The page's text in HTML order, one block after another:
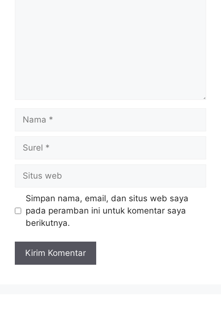
web
Simpan nama, email, dan situs web saya
pada peramban ini untuk komentar saya
berikutnya.